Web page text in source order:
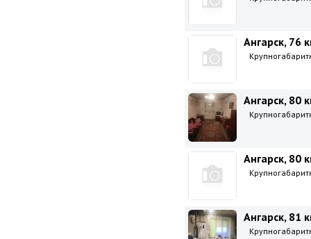
Ангарск, 76
Ангарск, 80
Ангарск, 80
Ангарск, 81